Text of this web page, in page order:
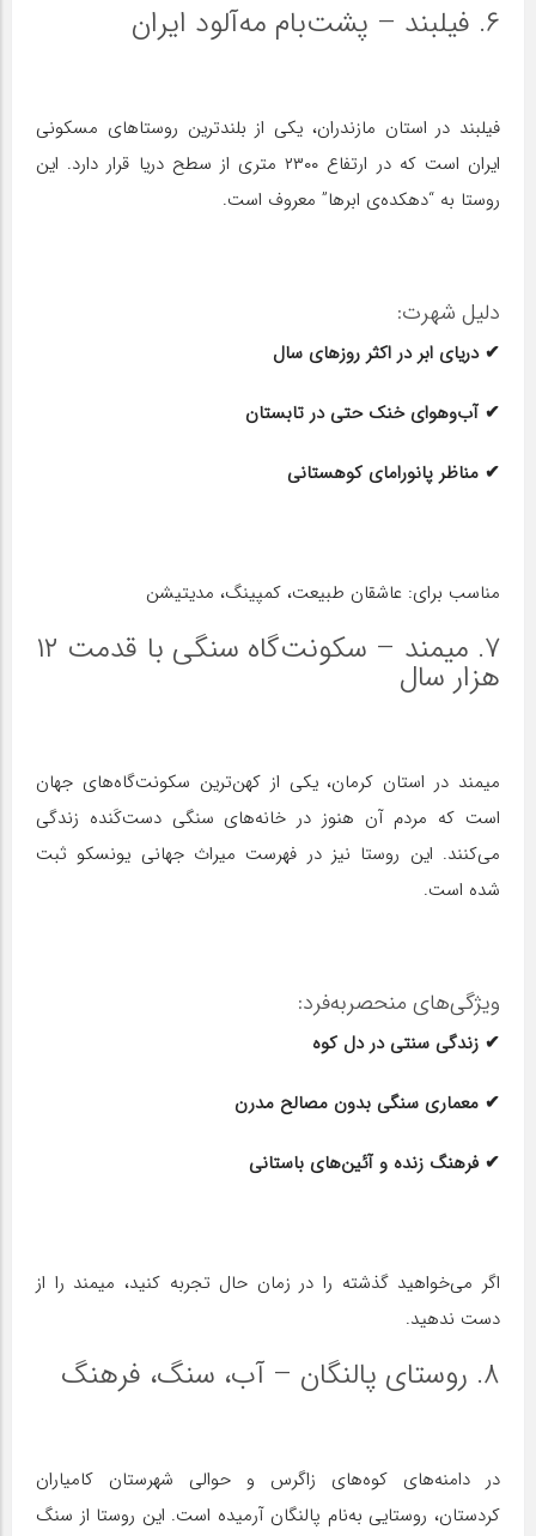
۶. فیلبند – پشت‌بام مه‌آلود ایران
فیلبند در استان مازندران، یکی از بلندترین روستاهای مسکونی
ایران است که در ارتفاع ۲۳۰۰ متری از سطح دریا قرار دارد. این
روستا به “دهکده‌ی ابرها” معروف است.
دلیل شهرت:
✔ دریای ابر در اکثر روزهای سال
✔ آب‌وهوای خنک حتی در تابستان
✔ مناظر پانورامای کوهستانی
مناسب برای: عاشقان طبیعت، کمپینگ، مدیتیشن
۷. میمند – سکونت‌گاه سنگی با قدمت ۱۲
هزار سال
میمند در استان کرمان، یکی از کهن‌ترین سکونت‌گاه‌های جهان
است که مردم آن هنوز در خانه‌های سنگی دست‌کَنده زندگی
می‌کنند. این روستا نیز در فهرست میراث جهانی یونسکو ثبت
شده است.
ویژگی‌های منحصربه‌فرد:
✔ زندگی سنتی در دل کوه
✔ معماری سنگی بدون مصالح مدرن
✔ فرهنگ زنده و آئین‌های باستانی
اگر می‌خواهید گذشته را در زمان حال تجربه کنید، میمند را از
دست ندهید.
۸. روستای پالنگان – آب، سنگ، فرهنگ
در دامنه‌های کوه‌های زاگرس و حوالی شهرستان کامیاران
کردستان، روستایی به‌نام پالنگان آرمیده است. این روستا از سنگ